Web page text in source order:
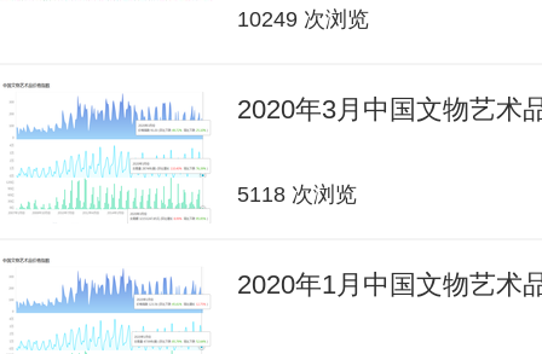
10249 次浏览
2020年3月中国文物艺术
5118 次浏览
2020年1月中国文物艺术